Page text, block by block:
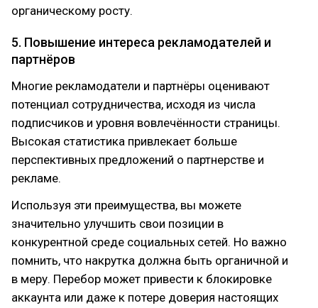
органическому росту.
5. Повышение интереса рекламодателей и
партнёров
Многие рекламодатели и партнёры оценивают
потенциал сотрудничества, исходя из числа
подписчиков и уровня вовлечённости страницы.
Высокая статистика привлекает больше
перспективных предложений о партнерстве и
рекламе.
Используя эти преимущества, вы можете
значительно улучшить свои позиции в
конкурентной среде социальных сетей. Но важно
помнить, что накрутка должна быть органичной и
в меру. Перебор может привести к блокировке
аккаунта или даже к потере доверия настоящих